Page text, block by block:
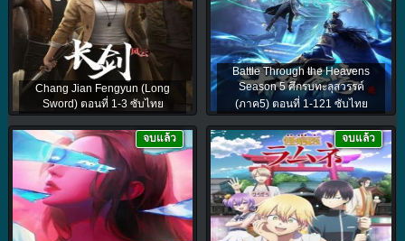
Chang Jian Fengyun (Long
Sword) ตอนที่ 1-3 ซับไทย
Battle Through the Heavens
Season 5 ศึกรบทะลุสวรรค์
(ภาค5) ตอนที่ 1-121 ซับไทย
จบแล้ว จบแล้ว